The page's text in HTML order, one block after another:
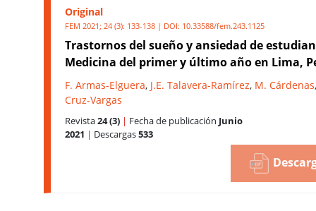
Original
FEM 2021; 24 (3): 133-138 | DOI: 10.33588/fem.243.1125
Trastornos del sueño y ansiedad de
Medicina del primer y último año en Lima,
F. Armas-Elguera, J.E. Talavera-Ramírez, M. Cárdenas
Cruz-Vargas
Revista24 (3) | Fecha de publicación Junio
2021 | Descargas533